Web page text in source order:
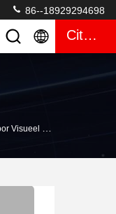
86--18929294698
Citaat
Tellen